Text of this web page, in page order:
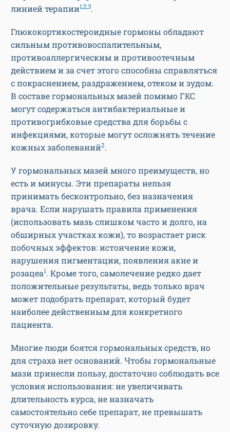
линией терапии1,2,3.
Глюкокортикостероидные гормоны обладают
сильным противовоспалительным,
противоаллергическим и противоотечным
действием и за счет этого способны справляться
с покраснением, раздражением, отеком и зудом.
В составе гормональных мазей помимо ГКС
могут содержаться антибактериальные и
противогрибковые средства для борьбы с
инфекциями, которые могут осложнять течение
кожных заболеваний2.
У гормональных мазей много преимуществ, но
есть и минусы. Эти препараты нельзя
принимать бесконтрольно, без назначения
врача. Если нарушать правила применения
(использовать мазь слишком часто и долго, на
обширных участках кожи), то возрастает риск
побочных эффектов: истончение кожи,
нарушения пигментации, появления акне и
розацеа1. Кроме того, самолечение редко дает
положительные результаты, ведь только врач
может подобрать препарат, который будет
наиболее действенным для конкретного
пациента.
Многие люди боятся гормональных средств, но
для страха нет оснований. Чтобы гормональные
мази принесли пользу, достаточно соблюдать все
условия использования: не увеличивать
длительность курса, не назначать
самостоятельно себе препарат, не превышать
суточную дозировку.